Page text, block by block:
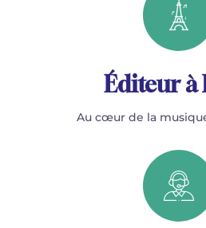
Éditeur à
Au cœur de la